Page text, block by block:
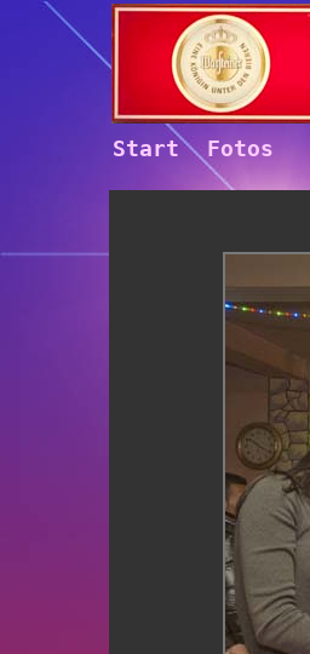
Start Fotos